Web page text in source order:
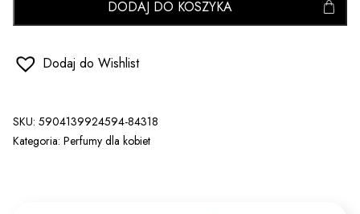
DODAJ DO KOSZYKA
Dodaj do Wishlist
SKU: 5904139924594-84318
Kategoria: Perfumy dla kobiet